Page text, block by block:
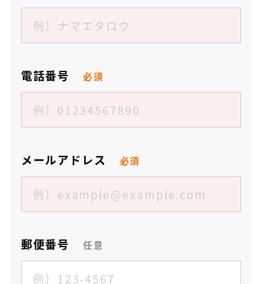
電話番号 必須
メールアドレス 必須
郵便番号 任意